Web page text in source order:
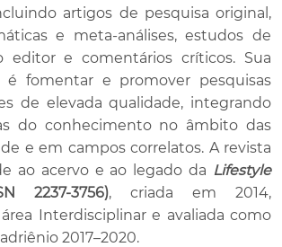
artigos de pesquisa original,
e meta-análises, estudos de
editor e comentários críticos. Sua
é fomentar e promover pesquisas
de elevada qualidade, integrando
do conhecimento no âmbito das
e em campos correlatos. A revista
ao acervo e ao legado da Lifestyle
2237-3756), criada em 2014,
Interdisciplinar e avaliada como
2017–2020.